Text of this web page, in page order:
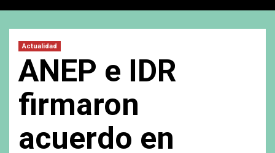
Actualidad
ANEP e IDR
firmaron
acuerdo en